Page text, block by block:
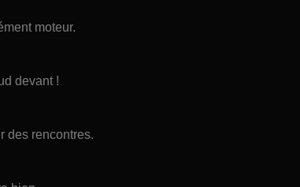
moteur.
devant !
des rencontres.